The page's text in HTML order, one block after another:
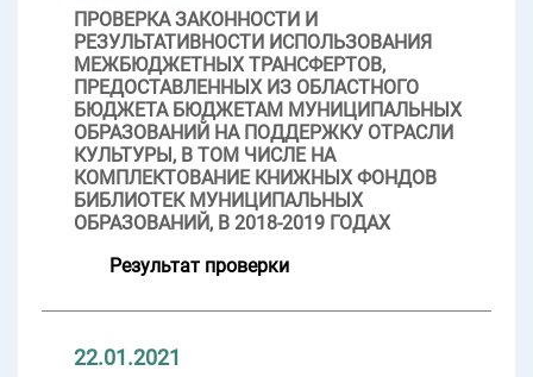
ПРОВЕРКА ЗАКОННОСТИ И
РЕЗУЛЬТАТИВНОСТИ ИСПОЛЬЗОВАНИЯ
МЕЖБЮДЖЕТНЫХ ТРАНСФЕРТОВ,
ПРЕДОСТАВЛЕННЫХ ИЗ ОБЛАСТНОГО
БЮДЖЕТА БЮДЖЕТАМ МУНИЦИПАЛЬНЫХ
ОБРАЗОВАНИЙ НА ПОДДЕРЖКУ ОТРАСЛИ
КУЛЬТУРЫ, В ТОМ ЧИСЛЕ НА
КОМПЛЕКТОВАНИЕ КНИЖНЫХ ФОНДОВ
БИБЛИОТЕК МУНИЦИПАЛЬНЫХ
ОБРАЗОВАНИЙ, В 2018-2019 ГОДАХ
Результат проверки
22.01.2021